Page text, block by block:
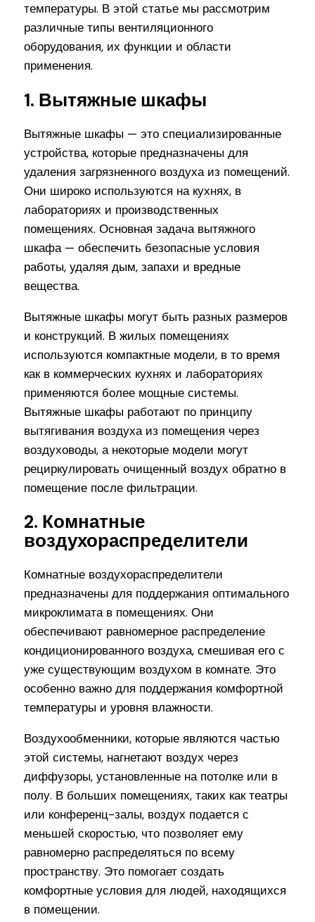
температуры. В этой статье мы рассмотрим
различные типы вентиляционного
оборудования, их функции и области
применения.
1. Вытяжные шкафы
Вытяжные шкафы — это специализированные
устройства, которые предназначены для
удаления загрязненного воздуха из помещений.
Они широко используются на кухнях, в
лабораториях и производственных
помещениях. Основная задача вытяжного
шкафа — обеспечить безопасные условия
работы, удаляя дым, запахи и вредные
вещества.
Вытяжные шкафы могут быть разных размеров
и конструкций. В жилых помещениях
используются компактные модели, в то время
как в коммерческих кухнях и лабораториях
применяются более мощные системы.
Вытяжные шкафы работают по принципу
вытягивания воздуха из помещения через
воздуховоды, а некоторые модели могут
рециркулировать очищенный воздух обратно в
помещение после фильтрации.
2. Комнатные
воздухораспределители
Комнатные воздухораспределители
предназначены для поддержания оптимального
микроклимата в помещениях. Они
обеспечивают равномерное распределение
кондиционированного воздуха, смешивая его с
уже существующим воздухом в комнате. Это
особенно важно для поддержания комфортной
температуры и уровня влажности.
Воздухообменники, которые являются частью
этой системы, нагнетают воздух через
диффузоры, установленные на потолке или в
полу. В больших помещениях, таких как театры
или конференц-залы, воздух подается с
меньшей скоростью, что позволяет ему
равномерно распределяться по всему
пространству. Это помогает создать
комфортные условия для людей, находящихся
в помещении.